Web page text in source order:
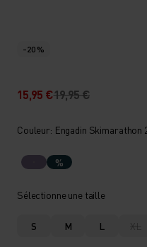
-20 %
15,95 €19,95 €
Couleur: Engadin Skimarathon
%
Sélectionne une taille
S M L XL